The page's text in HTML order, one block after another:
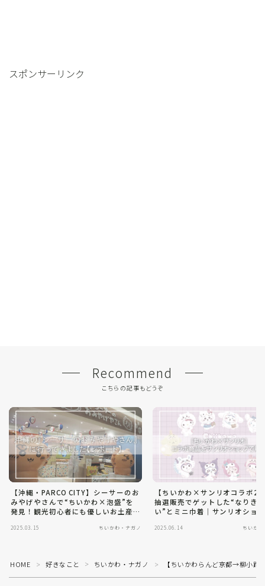
スポンサーリンク
Recommend
こちらの記事もどうぞ
【沖縄・PARCO CITY】シーサーのお
みやげやさんで“ちいかわ×泡盛”を
発見！観光初心者にも優しいお土産
2025.03.15 ちいかわ・ナガノ
【ちいかわ×サンリオコラボ
抽選販売でゲットした“なりき
い”とミニ巾着｜サンリオショ
2025.06.14 ちいか
HOME ＞ 好きなこと ＞ ちいかわ・ナガノ ＞ 【ちいかわらんど京都→柳小